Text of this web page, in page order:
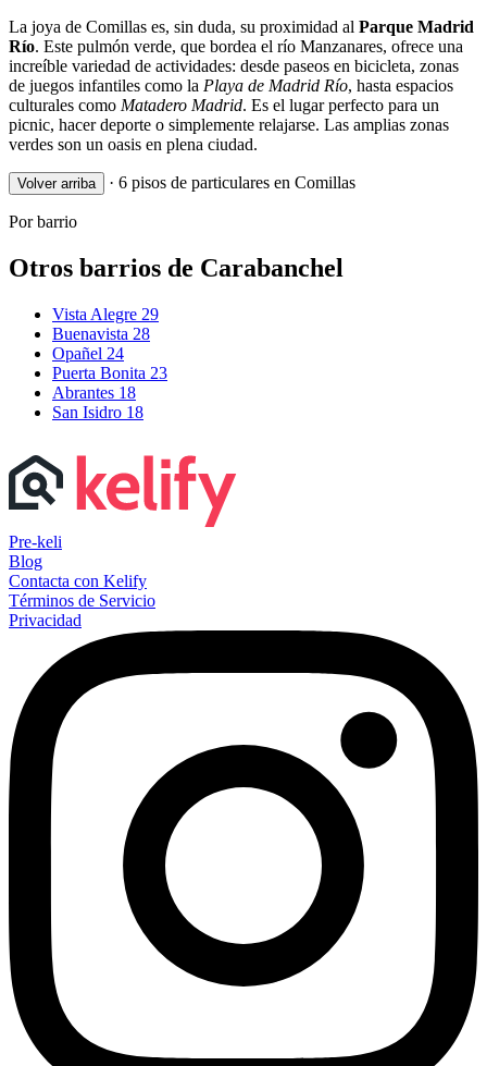
La joya de Comillas es, sin duda, su proximidad al Parque Madrid
Río. Este pulmón verde, que bordea el río Manzanares, ofrece una
increíble variedad de actividades: desde paseos en bicicleta, zonas
de juegos infantiles como la Playa de Madrid Río, hasta espacios
culturales como Matadero Madrid. Es el lugar perfecto para un
picnic, hacer deporte o simplemente relajarse. Las amplias zonas
verdes son un oasis en plena ciudad.
Volver arriba · 6 pisos de particulares en Comillas
Por barrio
Otros barrios de Carabanchel
Vista Alegre 29
Buenavista 28
Opañel 24
Puerta Bonita 23
Abrantes 18
San Isidro 18
Pre-keli
Blog
Contacta con Kelify
Términos de Servicio
Privacidad